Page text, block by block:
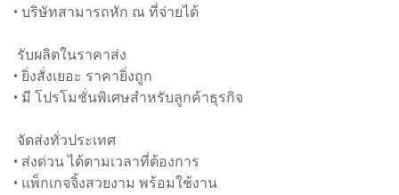
• บริษัทสามารถหัก ณ ที่จ่ายได้
รับผลิตในราคาส่ง
• ยิ่งสั่งเยอะ ราคายิ่งถูก
• มี โปรโมชั่นพิเศษสำหรับลูกค้าธุรกิจ
จัดส่งทั่วประเทศ
• ส่งด่วน ได้ตามเวลาที่ต้องการ
• แพ็กเกจจิ้งสวยงาม พร้อมใช้งาน